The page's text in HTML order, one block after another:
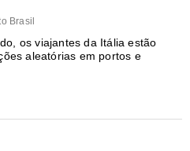
Brasil
os viajantes da Itália estão
aleatórias em portos e